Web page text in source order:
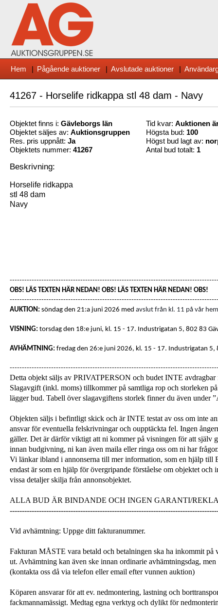
Hem | Pågående auktioner | Avslutade auktioner |
41267 - Horselife ridkappa stl 48 dam - Navy
Objektet finns i: Gävleborgs län
Objektet säljes av: Auktionsgruppen
Res. pris uppnått: Ja
Objektets nummer: 41267
Tid kvar: Auktionen
Högsta bud: 100
Högst bud lagt av:
Antal bud totalt: 1
Beskrivning:
Horselife ridkappa
stl 48 dam
Navy
OBS! LÄS TEXTEN HÄR NEDAN! OBS! LÄS TEXTEN HÄR NEDAN! OBS!
AUKTION: söndag den 21:a juni 2026 med avslut från kl. 11 på vår
VISNING: torsdag den 18:e juni, kl. 15 - 17. Industrigatan 5, 802 83
AVHÄMTNING: fredag den 26:e juni 2026, kl. 15 - 17. Industrigatan 5,
Detta objekt säljs av PRIVATPERSON och budet INTE
Slagavgift (inkl. moms) tillkommer på samtliga rop och storleken
lägger bud. Tabell över slagavgiftens storlek finner du även under
Objekten säljs i befintligt skick och är INTE testat av oss om inte
ansvar för eventuella felskrivningar och oupptäckta fel. Ingen
gäller. Det är därför viktigt att ni kommer på visningen för att själv
innan budgivning, ni kan även maila eller ringa oss om ni har
Vi länkar ibland i annonserna till mer information, som en hjälp till
endast är som en hjälp för övergripande förståelse om objektet
vissa detaljer skilja från annonsobjektet.
ALLA BUD ÄR BINDANDE OCH INGEN GARANTI/
Vid avhämtning: Uppge ditt fakturanummer.
Fakturan MÅSTE vara betald och betalningen ska ha inkommit på
ut. Avhämtning kan även ske innan ordinarie avhämtningsdag,
(kontakta oss då via telefon eller email efter vunnen auktion)
Köparen ansvarar för att ev. nedmontering, lastning och
fackmannamässigt. Medtag egna verktyg och dylikt för